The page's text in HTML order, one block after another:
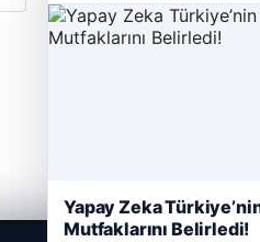
Yapay Zeka
Mutfaklarını Belirledi!